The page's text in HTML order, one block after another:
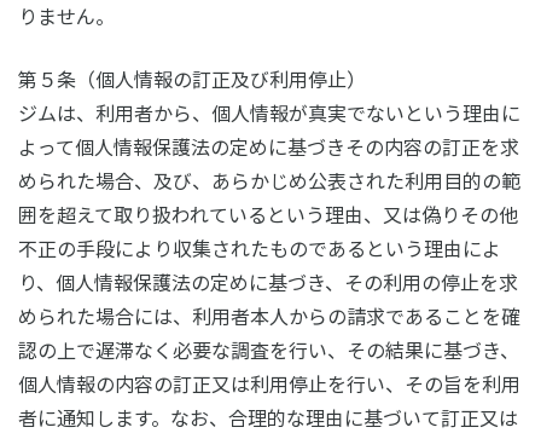
りません。
第５条（個人情報の訂正及び利用停止）
ジムは、利用者から、個人情報が真実でないという理由に
よって個人情報保護法の定めに基づきその内容の訂正を求
められた場合、及び、あらかじめ公表された利用目的の範
囲を超えて取り扱われているという理由、又は偽りその他
不正の手段により収集されたものであるという理由によ
り、個人情報保護法の定めに基づき、その利用の停止を求
められた場合には、利用者本人からの請求であることを確
認の上で遅滞なく必要な調査を行い、その結果に基づき、
個人情報の内容の訂正又は利用停止を行い、その旨を利用
者に通知します。なお、合理的な理由に基づいて訂正又は